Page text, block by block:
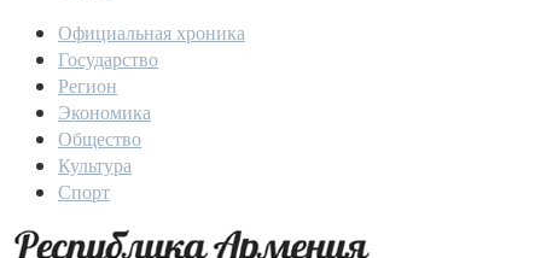
Официальная хроника
Государство
Регион
Экономика
Общество
Культура
Спорт